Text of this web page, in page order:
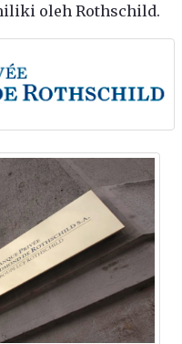
oleh Rothschild.